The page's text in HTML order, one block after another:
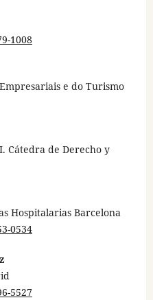
1008
e do Turismo
Cátedra de Derecho y
Hospitalarias Barcelona
0534
5527